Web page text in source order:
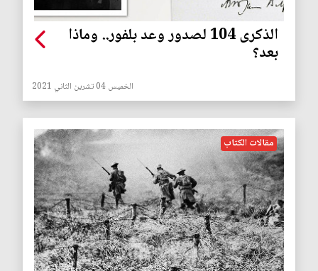
الذكرى 104 لصدور وعد بلفور.. وماذا
بعد؟
الخميس 04 تشرين الثاني 2021
مقالات الكتاب